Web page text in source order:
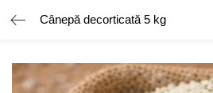
Cânepă decorticată 5 kg
AUTENTIFICARE
Introduceți numele de utilizator și